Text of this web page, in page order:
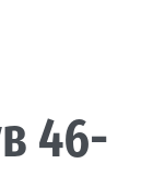
46-